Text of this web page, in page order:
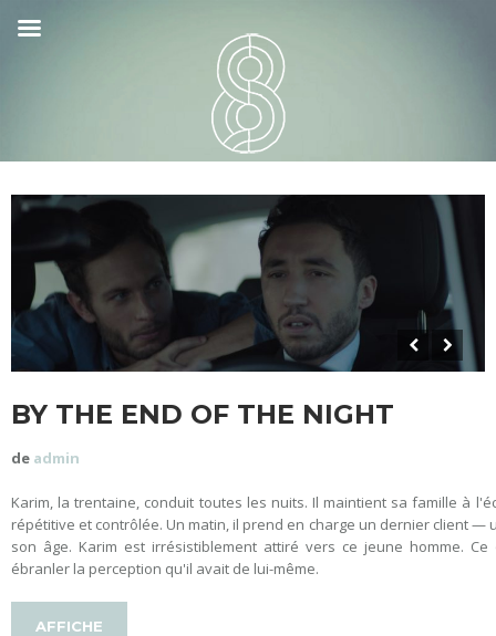
BY THE END OF THE NIGHT
de admin
Karim, la trentaine, conduit toutes les nuits. Il maintient sa famille à
répétitive et contrôlée. Un matin, il prend en charge un dernier client —
son âge. Karim est irrésistiblement attiré vers ce jeune homme.
ébranler la perception qu'il avait de lui-même.
AFFICHE